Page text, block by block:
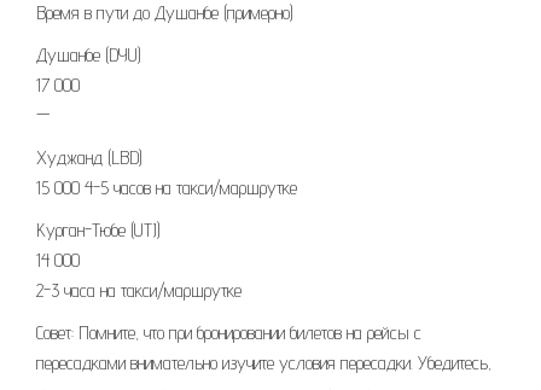
Время в пути до Душанбе (примерно)
Душанбе (DYU)
17 000
—
Худжанд (LBD)
15 000 4-5 часов на такси/маршрутке
Курган-Тюбе (UTJ)
14 000
2-3 часа на такси/маршрутке
Совет: Помните, что при бронировании билетов на рейсы с
пересадками внимательно изучите условия пересадки. Убедитесь,